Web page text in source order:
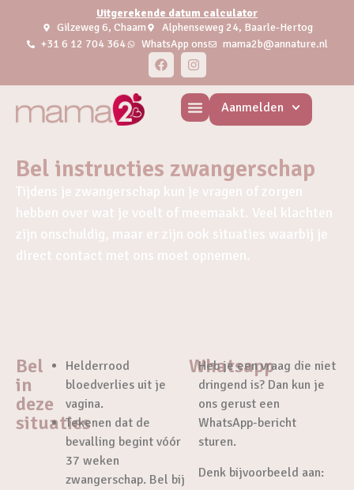
Uitgerekende datum calculator
Gilzeweg 6, Chaam
Alphenseweg 24, Baarle-Hertog
+31 6 12 704 364
WhatsApp ons mama2b@annature.nl
Aanmelden
Bel instructies zwangerschap
Tijdens je zwangerschap kun je vragen of zorgen
hebben over wat je voelt of meemaakt. Veel klachten
zijn onschuldig, maar er zijn ook situaties waarbij je
direct contact met ons moet opnemen.
Bel
in
deze
situaties
Helderrood
bloedverlies uit je
vagina.
Tekenen dat de
bevalling begint vóór
37 weken
zwangerschap. Bel bij
Whatsapp
Heb je een vraag die niet
dringend is? Dan kun je
ons gerust een
WhatsApp-bericht
sturen.
Denk bijvoorbeeld aan: